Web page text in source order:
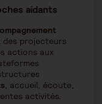
aidants
des projecteurs
actions aux
, accueil, écoute,
activités.